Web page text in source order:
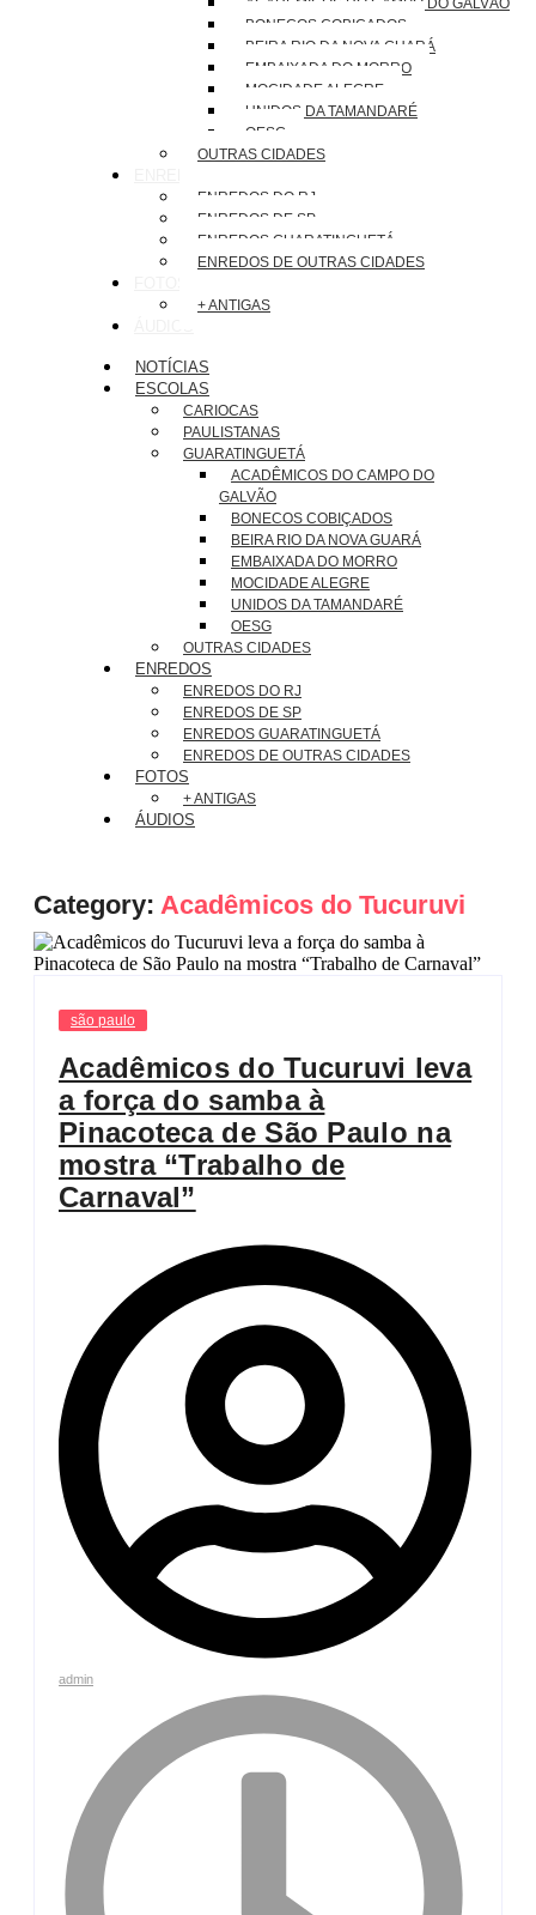
BONECOS COBIÇADOS
BEIRA RIO DA NOVA GUARÁ
EMBAIXADA DO MORRO
MOCIDADE ALEGRE
UNIDOS DA TAMANDARÉ
OESG
OUTRAS CIDADES
ENREDOS DO RJ
ENREDOS DE SP
ENREDOS GUARATINGUETÁ
ENREDOS DE OUTRAS CIDADES
+ ANTIGAS
NOTÍCIAS
ESCOLAS
CARIOCAS
PAULISTANAS
GUARATINGUETÁ
ACADÊMICOS DO CAMPO DO
GALVÃO
BONECOS COBIÇADOS
BEIRA RIO DA NOVA GUARÁ
EMBAIXADA DO MORRO
MOCIDADE ALEGRE
UNIDOS DA TAMANDARÉ
OESG
OUTRAS CIDADES
ENREDOS
ENREDOS DO RJ
ENREDOS DE SP
ENREDOS GUARATINGUETÁ
ENREDOS DE OUTRAS CIDADES
FOTOS
+ ANTIGAS
ÁUDIOS
Category: Acadêmicos do Tucuruvi
são paulo
Acadêmicos do Tucuruvi leva
a força do samba à
Pinacoteca de São Paulo na
mostra “Trabalho de
Carnaval”
admin